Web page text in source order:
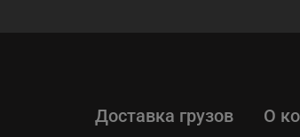
Доставка грузов О